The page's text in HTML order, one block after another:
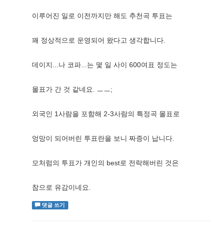
이루어진 일로 이전까지만 해도 추천곡 투표는
꽤 정상적으로 운영되어 왔다고 생각합니다.
데이지...나 코파...는 몇 일 사이 600여표 정도는
몰표가 간 것 같네요. ㅡㅡ;
외국인 1사람을 포함해 2-3사람의 특정곡 몰표로
엉망이 되어버린 투표란을 보니 짜증이 납니다.
모처럼의 투표가 개인의 best로 전락해버린 것은
참으로 유감이네요.
댓글 쓰기